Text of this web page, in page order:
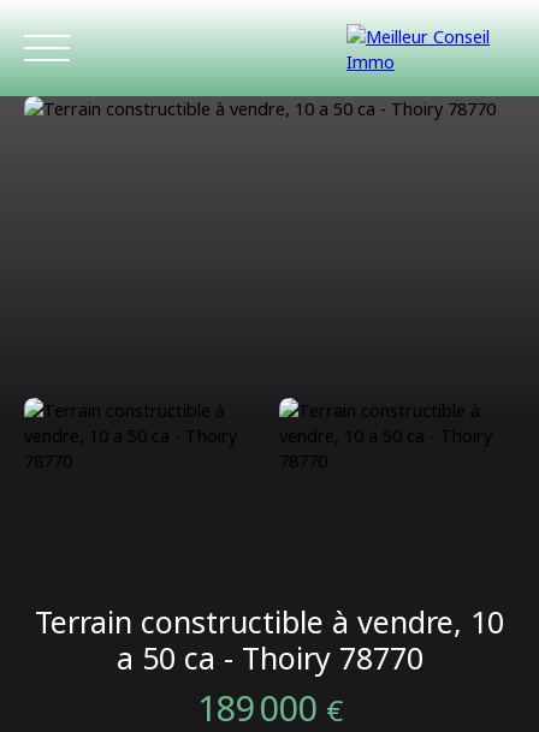
Terrain constructible à vendre, 10
a 50 ca - Thoiry 78770
189 000 €